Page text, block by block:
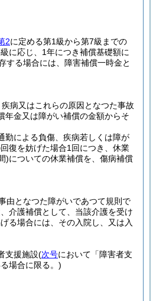
2に定める第1級から第7級までの
に応じ、1年につき補償基礎額に
する場合には、障害補償一時金と
病又はこれらの原因となつた事故
年金又は障がい補償の金額からそ
勤による負傷、疾病若しくは障が
復を妨げた場合1回につき、休業
)についての休業補償を、傷病補償
由となつた障がいであつて規則で
介護補償として、当該介護を受け
る場合には、その入院し、又は入
支援施設(次号において「障害者支
場合に限る。)